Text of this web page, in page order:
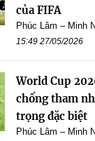
của FIFA
Phúc Lâm – Minh
15:49 27/05/2026
World Cup
chống tham
trọng đặc biệt
Phúc Lâm – Minh